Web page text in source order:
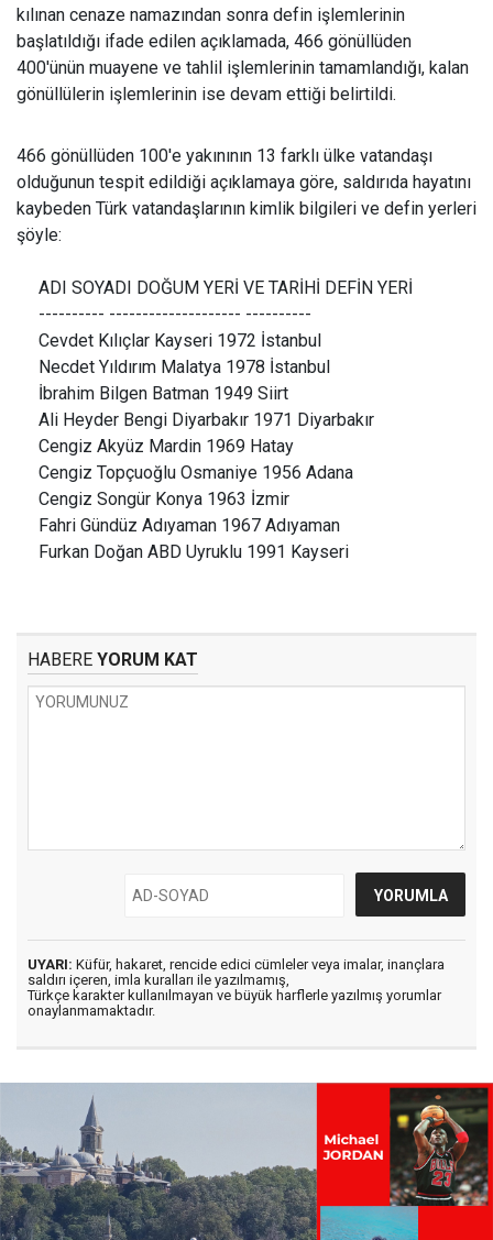
kılınan cenaze namazından sonra defin işlemlerinin
başlatıldığı ifade edilen açıklamada, 466 gönüllüden
400'ünün muayene ve tahlil işlemlerinin tamamlandığı, kalan
gönüllülerin işlemlerinin ise devam ettiği belirtildi.
466 gönüllüden 100'e yakınının 13 farklı ülke vatandaşı
olduğunun tespit edildiği açıklamaya göre, saldırıda hayatını
kaybeden Türk vatandaşlarının kimlik bilgileri ve defin yerleri
şöyle:
ADI SOYADI DOĞUM YERİ VE TARİHİ DEFİN YERİ
---------- -------------------- ----------
Cevdet Kılıçlar Kayseri 1972 İstanbul
Necdet Yıldırım Malatya 1978 İstanbul
İbrahim Bilgen Batman 1949 Siirt
Ali Heyder Bengi Diyarbakır 1971 Diyarbakır
Cengiz Akyüz Mardin 1969 Hatay
Cengiz Topçuoğlu Osmaniye 1956 Adana
Cengiz Songür Konya 1963 İzmir
Fahri Gündüz Adıyaman 1967 Adıyaman
Furkan Doğan ABD Uyruklu 1991 Kayseri
HABERE YORUM KAT
UYARI: Küfür, hakaret, rencide edici cümleler veya imalar, inançlara
saldırı içeren, imla kuralları ile yazılmamış,
Türkçe karakter kullanılmayan ve büyük harflerle yazılmış yorumlar
onaylanmamaktadır.